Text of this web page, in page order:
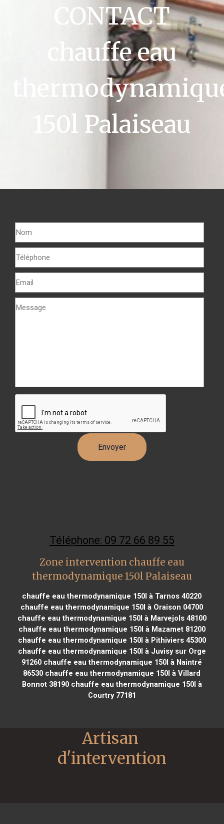
CONTACT
chauffe eau
150l Palaiseau
Téléphone: 09 72 66 89 55
Zone intervention chauffe eau
thermodynamique 150l Palaiseau
chauffe eau thermodynamique 150l à Tarnos 40220
chauffe eau thermodynamique 150l à Oraison 04700
chauffe eau thermodynamique 150l à Marvejols 48100
chauffe eau thermodynamique 150l à Mazamet 81200
chauffe eau thermodynamique 150l à Pithiviers 45300
chauffe eau thermodynamique 150l à Juvisy sur Orge
91260 chauffe eau thermodynamique 150l à Naintré
86530 chauffe eau thermodynamique 150l à Villard
Bonnot 38190chauffe eau thermodynamique 150l à
Courtry 77181
Artisan
d'intervention